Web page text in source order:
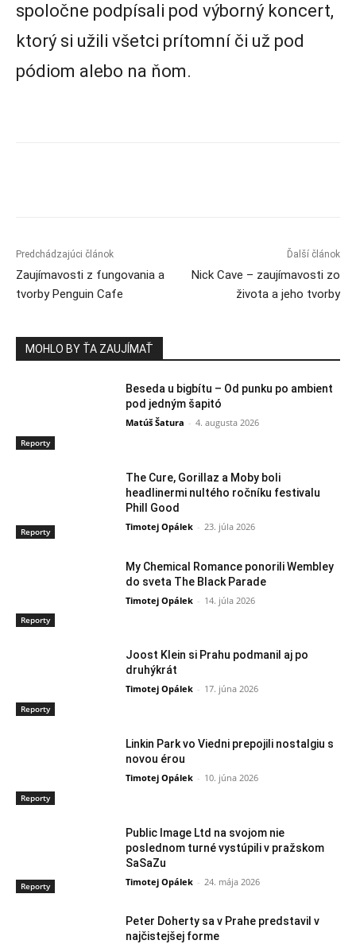
spoločne podpísali pod výborný koncert,
ktorý si užili všetci prítomní či už pod
pódiom alebo na ňom.
Predchádzajúci článok
Zaujímavosti z fungovania a
tvorby Penguin Cafe
Ďalší článok
Nick Cave – zaujímavosti zo
života a jeho tvorby
MOHLO BY ŤA ZAUJÍMAŤ
Reporty
Beseda u bigbítu – Od punku po ambient
pod jedným šapitó
Matúš Šatura - 4. augusta 2026
Reporty
The Cure, Gorillaz a Moby boli
headlinermi nultého ročníku festivalu
Phill Good
Timotej Opálek - 23. júla 2026
Reporty
My Chemical Romance ponorili Wembley
do sveta The Black Parade
Timotej Opálek - 14. júla 2026
Reporty
Joost Klein si Prahu podmanil aj po
druhýkrát
Timotej Opálek - 17. júna 2026
Reporty
Linkin Park vo Viedni prepojili nostalgiu s
novou érou
Timotej Opálek - 10. júna 2026
Reporty
Public Image Ltd na svojom nie
poslednom turné vystúpili v pražskom
SaSaZu
Timotej Opálek - 24. mája 2026
Peter Doherty sa v Prahe predstavil v
najčistejšej forme